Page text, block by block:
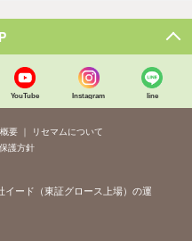
YouTube Instagram line
要
リセマムについて
護方針
イード（東証グロース上場）の運